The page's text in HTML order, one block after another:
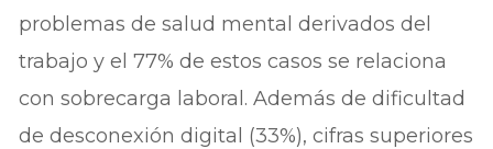
problemas de salud mental derivados del
trabajo y el 77% de estos casos se relaciona
con sobrecarga laboral. Además de dificultad
de desconexión digital (33%), cifras superiores